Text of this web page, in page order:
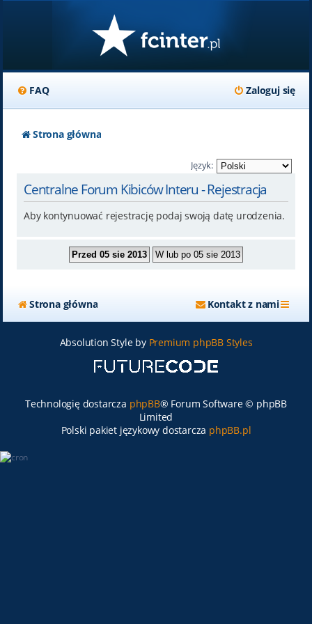
FAQ Zaloguj się
Strona główna
Język:
Centralne Forum Kibiców Interu - Rejestracja
Aby kontynuować rejestrację podaj swoją datę urodzenia.
Strona główna Kontakt z nami
Absolution Style by Premium phpBB Styles
Technologię dostarcza phpBB® Forum Software © phpBB
Limited
Polski pakiet językowy dostarcza phpBB.pl